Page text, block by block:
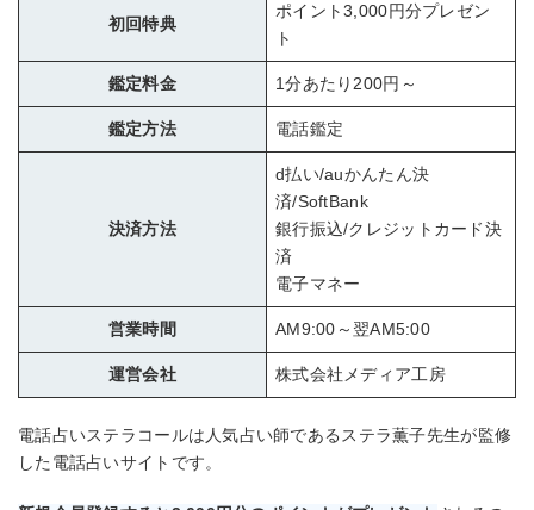
初回特典
ポイント3,000円分プレゼン
ト
鑑定料金 1分あたり200円～
鑑定方法 電話鑑定
決済方法
d払い/auかんたん決
済/SoftBank
銀行振込/クレジットカード決
済
電子マネー
営業時間 AM9:00～翌AM5:00
運営会社 株式会社メディア工房
電話占いステラコールは人気占い師であるステラ薫子先生が監修
した電話占いサイトです。